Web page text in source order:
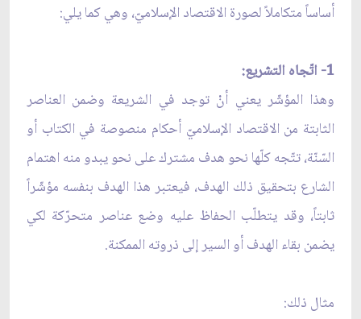
أساساً متكاملاً لصورة الاقتصاد الإسلاميّ، وهي كما يلي:
1- اتّجاه التشريع:
وهذا المؤشّر يعني أنْ توجد في الشريعة وضمن العناصر
الثابتة من الاقتصاد الإسلاميّ أحكام منصوصة في الكتاب أو
السّنّة، تتّجه كلّها نحو هدف مشترك على نحو يبدو منه اهتمام
الشارع بتحقيق ذلك الهدف، فيعتبر هذا الهدف بنفسه مؤشّراً
ثابتاً، وقد يتطلّب الحفاظ عليه وضع عناصر متحرّكة لكي
يضمن بقاء الهدف أو السير إلى ذروته الممكنة.
مثال ذلك: